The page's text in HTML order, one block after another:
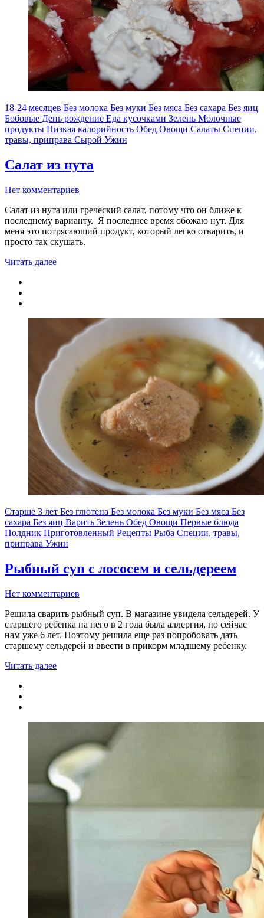
18-24 месяцев Без молока Без муки Без мяса Без сахара Без яиц
Бобовые День рождение Еда кусочками Зелень Молочные
продукты Низкая калорийность Обед Овощи Салаты Специи,
травы, приправа Сырой Ужин
Салат из нута
Нет комментариев
Салат из нута или греческий салат, потому что он ближе к
последнему варианту. Я последнее время обожаю нут. Для
меня это потрясающий продукт, который легко отварить, и
просто так скушать.
Читать далее
Старше 3 лет Без глютена Без молока Без муки Без мяса Без
сахара Без яиц Варить Зелень Обед Овощи Первые блюда
Полдник Приготовленный Рецепты Рыба Специи, травы,
приправа Ужин
Рыбный суп с лососем и сельдереем
Нет комментариев
Решила сварить рыбный суп. В магазине увидела сельдерей. У
старшего ребенка на него в 2 года была аллергия, но сейчас
нам уже 6 лет. Поэтому решила еще раз попробовать дать
старшему сельдерей и ввести в прикорм младшему ребенку.
Читать далее